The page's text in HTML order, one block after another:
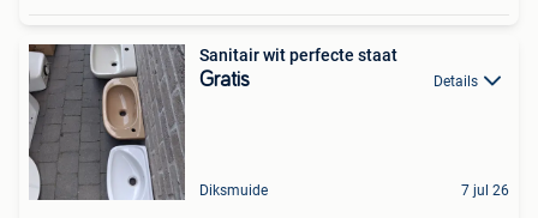
Sanitair wit perfecte staat
Gratis Details
Diksmuide 7 jul 26